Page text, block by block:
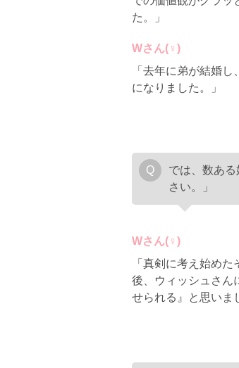
た。」
Wさん(♀)
「去年に弟が結婚
になりました。」
では、数あ
さい。」
Wさん(♀)
「真剣に考え始め
後、ウィッシュさん
せられる』と思いま